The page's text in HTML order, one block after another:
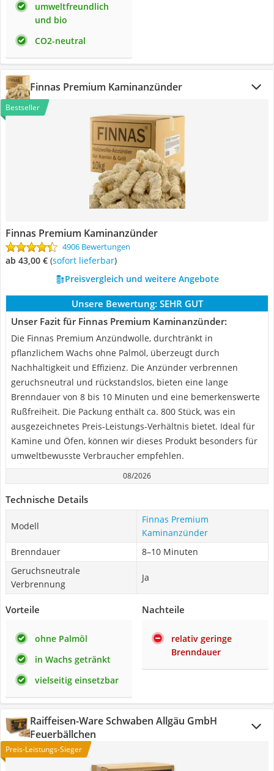
umweltfreundlich
und bio
CO2-neutral
Finnas Premium Kaminanzünder
Bestseller
Finnas Premium Kaminanzünder
4906 Bewertungen
ab 43,00 € ( Sofort lieferbar)
Preisvergleich und weitere Angebote
Unsere Bewertung: SEHR GUT
Unser Fazit für Finnas Premium Kaminanzünder:
Die Finnas Premium Anzündwolle, durchtränkt in
pflanzlichem Wachs ohne Palmöl, überzeugt durch
Nachhaltigkeit und Effizienz. Die Anzünder verbrennen
geruchsneutral und rückstandslos, bieten eine lange
Brenndauer von 8 bis 10 Minuten und eine bemerkenswerte
Rußfreiheit. Die Packung enthält ca. 800 Stück, was ein
ausgezeichnetes Preis-Leistungs-Verhältnis bietet. Ideal für
Kamine und Öfen, können wir dieses Produkt besonders für
umweltbewusste Verbraucher empfehlen.
08/2026
Technische Details
Modell
Finnas Premium
Kaminanzünder
Brenndauer
8–10 Minuten
Geruchsneutrale
Verbrennung
Ja
Vorteile
ohne Palmöl
in Wachs getränkt
vielseitig einsetzbar
Nachteile
relativ geringe
Brenndauer
Raiffeisen-Ware Schwaben Allgäu GmbH
Feuerbällchen
Preis-Leistungs-Sieger